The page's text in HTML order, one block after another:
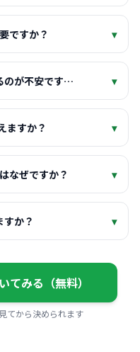
ですか？ ▾
のが不安です… ▾
ますか？ ▾
なぜですか？ ▾
すか？ ▾
てみる（無料）
てから決められます